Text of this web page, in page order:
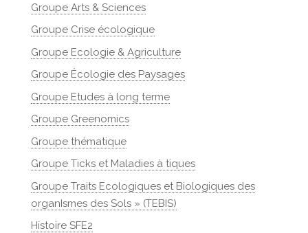
Groupe Arts & Sciences
Groupe Crise écologique
Groupe Ecologie & Agriculture
Groupe Écologie des Paysages
Groupe Etudes à long terme
Groupe Greenomics
Groupe thématique
Groupe Ticks et Maladies à tiques
Groupe Traits Ecologiques et Biologiques des
organIsmes des Sols » (TEBIS)
Histoire SFE2